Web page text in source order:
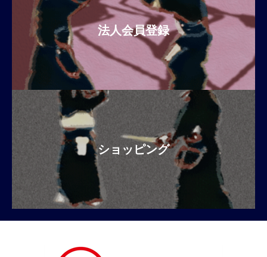
法人会員登録
ショッピング